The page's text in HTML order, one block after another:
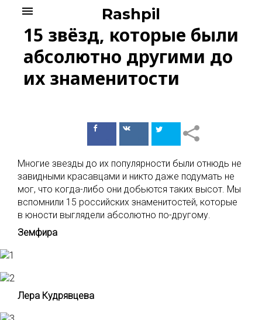
content
Rashpil
menu
15 звёзд, которые были
абсолютно другими до
их знаменитости
ПоделитьсяПоделиться
Многие звезды до их популярности были отнюдь не
завидными красавцами и никто даже подумать не
мог, что когда-либо они добьются таких высот. Мы
вспомнили 15 российских знаменитостей, которые
в юности выглядели абсолютно по-другому.
Земфира
Лера Кудрявцева